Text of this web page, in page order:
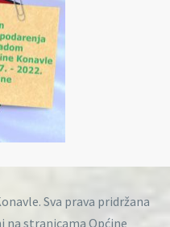
Sva prava pridržana
na stranicama Općine